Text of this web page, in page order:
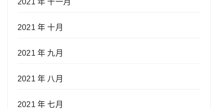
2021 年 十月
2021 年 九月
2021 年 八月
2021 年 七月